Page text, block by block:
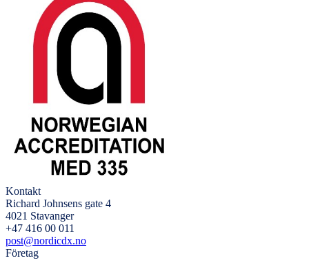
Kontakt
Richard Johnsens gate 4
4021 Stavanger
+47 416 00 011
post@nordicdx.no
Företag